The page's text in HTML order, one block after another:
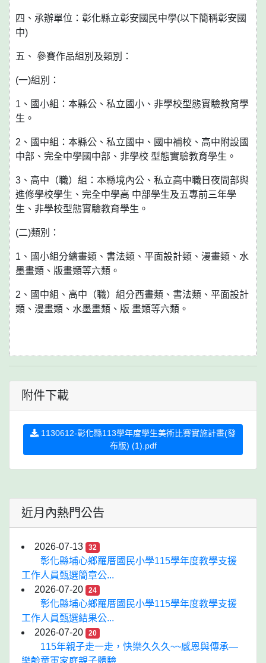
四、承辦單位：彰化縣立彰安國民中學(以下簡稱彰安國
中)
五、 參賽作品組別及類別：
(一)組別：
1、國小組：本縣公、私立國小、非學校型態實驗教育學
生。
2、國中組：本縣公、私立國中、國中補校、高中附設國
中部、完全中學國中部、非學校 型態實驗教育學生。
3、高中（職）組：本縣境內公、私立高中職日夜間部與
進修學校學生、完全中學高 中部學生及五專前三年學
生、非學校型態實驗教育學生。
(二)類別：
1、國小組分繪畫類、書法類、平面設計類、漫畫類、水
墨畫類、版畫類等六類。
2、國中組、高中（職）組分西畫類、書法類、平面設計
類、漫畫類、水墨畫類、版 畫類等六類。
附件下載
1130612-彰化縣113學年度學生美術比賽實施計畫(發
布版) (1).pdf
近月內熱門公告
2026-07-13 32
彰化縣埔心鄉羅厝國民小學115學年度教學支援
工作人員甄選簡章公...
2026-07-20
24
彰化縣埔心鄉羅厝國民小學115學年度教學支援
工作人員甄選結果公...
2026-07-20
20
115年親子走一走，快樂久久久~~感恩與傳承—
樂齡童軍家庭親子體驗...